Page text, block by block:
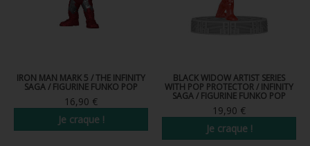
IRON MAN MARK 5 / THE INFINITY
SAGA / FIGURINE FUNKO POP
16,90 €
Je craque !
BLACK WIDOW ARTIST SERIES
WITH POP PROTECTOR / INFINITY
SAGA / FIGURINE FUNKO POP
19,90 €
Je craque !